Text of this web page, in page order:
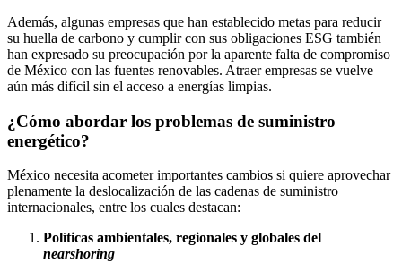
Además, algunas empresas que han establecido metas para reducir
su huella de carbono y cumplir con sus obligaciones ESG también
han expresado su preocupación por la aparente falta de compromiso
de México con las fuentes renovables. Atraer empresas se vuelve
aún más difícil sin el acceso a energías limpias.
¿Cómo abordar los problemas de suministro
energético?
México necesita acometer importantes cambios si quiere aprovechar
plenamente la deslocalización de las cadenas de suministro
internacionales, entre los cuales destacan:
Políticas ambientales, regionales y globales del
nearshoring